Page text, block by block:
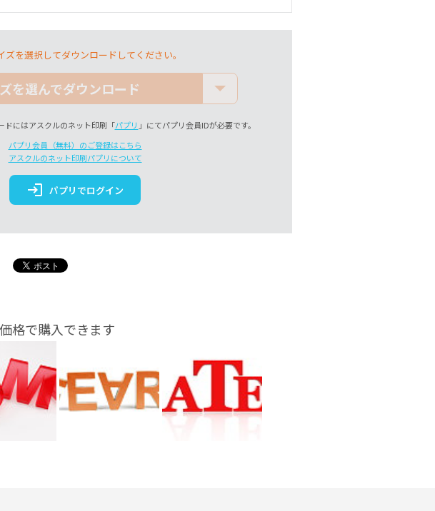
ズを選択してダウンロードしてください。
を選んでダウンロード
ドにはアスクルのネット印刷「パプリ 」にてパプリ会員IDが必要です。
パプリ会員（無料）のご登録はこちら
アスクルのネット印刷パプリについて
login パプリでログイン
格で購入できます